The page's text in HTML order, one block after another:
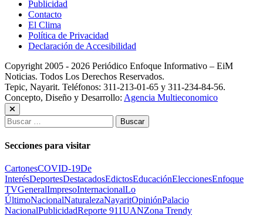
Publicidad
Contacto
El Clima
Política de Privacidad
Declaración de Accesibilidad
Copyright 2005 - 2026 Periódico Enfoque Informativo – EiM
Noticias. Todos Los Derechos Reservados.
Tepic, Nayarit. Teléfonos: 311-213-01-65 y 311-234-84-56.
Concepto, Diseño y Desarrollo: Agencia Multieconomico
Buscar:
Secciones para visitar
CartonesCOVID-19De
InterésDeportesDestacadosEdictosEducaciónEleccionesEnfoque
TVGeneralImpresoInternacionalLo
ÚltimoNacionalNaturalezaNayaritOpiniónPalacio
NacionalPublicidadReporte 911UANZona Trendy